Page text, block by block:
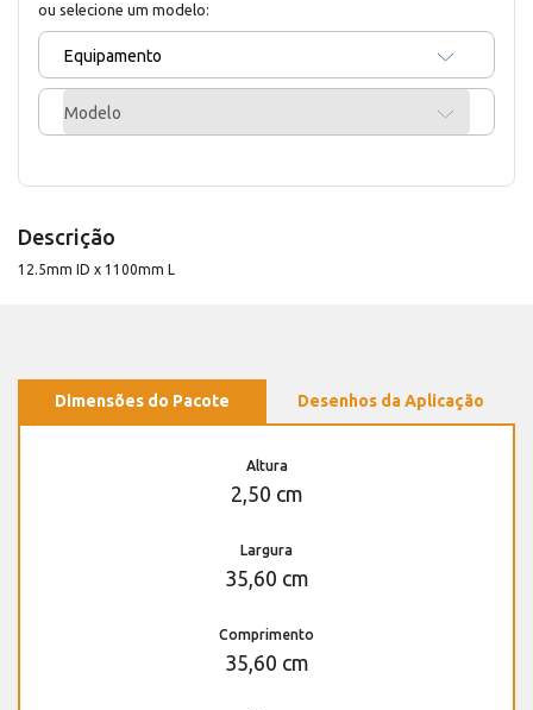
ou selecione um modelo:
Equipamento
Modelo
Descrição
12.5mm ID x 1100mm L
Dimensões do Pacote Desenhos da Aplicação
Altura
2,50 cm
Largura
35,60 cm
Comprimento
35,60 cm